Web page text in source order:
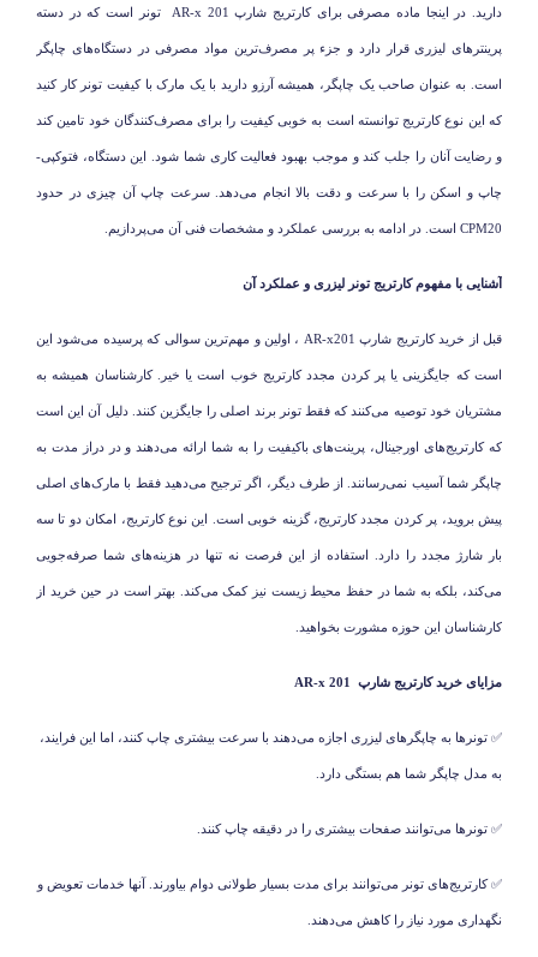
دارید. در اینجا ماده مصرفی برای کارتریج شارپAR-x 201 تونر است که در دسته
پرینترهای لیزری قرار دارد و جزء پر مصرف‌ترین مواد مصرفی در دستگاه‌های چاپگر
است. به عنوان صاحب یک چاپگر، همیشه آرزو دارید با یک مارک با کیفیت تونر کار کنید
که این نوع کارتریج توانسته است به خوبی کیفیت را برای مصرف‌کنندگان خود تامین کند
و رضایت آنان را جلب کند و موجب بهبود فعالیت کاری شما شود. این دستگاه، فتوکپی-
چاپ و اسکن را با سرعت و دقت بالا انجام می‌دهد. سرعت چاپ آن چیزی در حدود
20
CPM است. در ادامه به بررسی عملکرد و مشخصات فنی آن می‌پردازیم.
آشنایی با مفهوم کارتریج تونر لیزری و عملکرد آن
قبل از خرید کارتریج شارپAR-x201 ، اولین و مهم‌ترین سوالی که پرسیده می‌شود این
است که جایگزینی یا پر کردن مجدد کارتریج خوب است یا خیر. کارشناسان همیشه به
مشتریان خود توصیه می‌کنند که فقط تونر برند اصلی را جایگزین کنند. دلیل آن این است
که کارتریج‌های اورجینال، پرینت‌های باکیفیت را به شما ارائه می‌دهند و در دراز مدت به
چاپگر شما آسیب نمی‌رسانند. از طرف دیگر، اگر ترجیح می‌دهید فقط با مارک‌های اصلی
پیش بروید، پر کردن مجدد کارتریج، گزینه خوبی است. این نوع کارتریج، امکان دو تا سه
بار شارژ مجدد را دارد. استفاده از این فرصت نه تنها در هزینه‌‌های شما صرفه‌جویی
می‌کند، بلکه به شما در حفظ محیط زیست نیز کمک می‌کند. بهتر است در حین خرید از
کارشناسان این حوزه مشورت بخواهید.
مزایای خرید کارتریج شارپ
✅ تونرها به چاپگرهای لیزری اجازه می‌دهند با سرعت بیشتری چاپ کنند، اما این فرایند،
به مدل چاپگر شما هم بستگی دارد.
✅ تونرها میتوانند صفحات بیشتری را در دقیقه چاپ کنند.
✅کارتریجهای تونر میتوانند برای مدت بسیار طولانی دوام بیاورند. آنها خدمات تعویض و
نگهداری مورد نیاز را کاهش می‌دهند.